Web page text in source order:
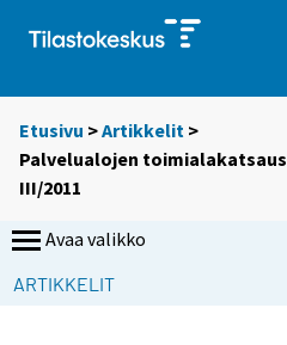
Etusivu >Artikkelit >
Palvelualojen toimialakatsaus
III/2011
Avaa valikko
ARTIKKELIT